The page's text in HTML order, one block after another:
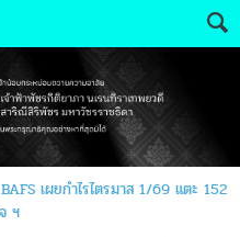
BAFS เผยกำไรไตรมาส 1/69 แตะ 152
ฯ